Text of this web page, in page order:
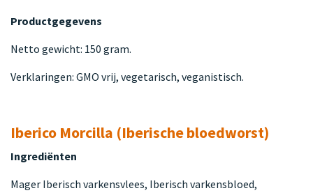
Productgegevens
Netto gewicht: 150 gram.
Verklaringen: GMO vrij, vegetarisch, veganistisch.
Iberico Morcilla (Iberische bloedworst)
Ingrediënten
Mager Iberisch varkensvlees, Iberisch varkensbloed,